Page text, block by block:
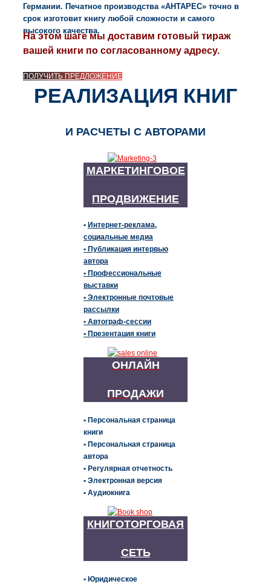
Германии. Печатное производства «АНТАРЕС» точно в
срок изготовит книгу любой сложности и самого
высокого качества.
На этом шаге мы доставим готовый тираж
вашей книги по согласованному адресу.
ПОЛУЧИТЬ ПРЕДЛОЖЕНИЕ
РЕАЛИЗАЦИЯ КНИГ
И РАСЧЕТЫ С АВТОРАМИ
МАРКЕТИНГОВОЕ
ПРОДВИЖЕНИЕ
• Интернет-реклама,
социальные медиа
• Публикация интервью
автора
• Профессиональные
выставки
• Электронные почтовые
рассылки
• Автограф-сессии
• Презентация книги
ОНЛАЙН
ПРОДАЖИ
• Персональная страница
книги
• Персональная страница
автора
• Регулярная отчетность
• Электронная версия
• Аудиокнига
КНИГОТОРГОВАЯ
СЕТЬ
• Юридическое